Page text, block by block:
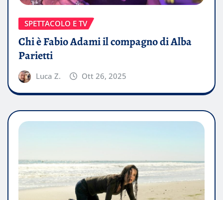
SPETTACOLO E TV
Chi è Fabio Adami il compagno di Alba
Parietti
Luca Z. Ott 26, 2025